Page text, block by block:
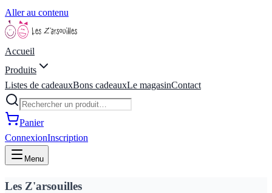
Aller au contenu
Accueil
Produits
Listes de cadeauxBons cadeauxLe magasinContact
Panier
ConnexionInscription
Menu
Les Z'arsouilles